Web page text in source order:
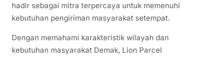
hadir sebagai mitra terpercaya untuk memenuhi
kebutuhan pengiriman masyarakat setempat.
Dengan memahami karakteristik wilayah dan
kebutuhan masyarakat Demak, Lion Parcel